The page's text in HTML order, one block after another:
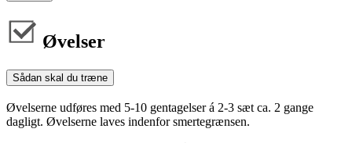
Øvelser
Sådan skal du træne
Øvelserne udføres med 5-10 gentagelser á 2-3 sæt ca. 2 gange
dagligt. Øvelserne laves indenfor smertegrænsen.